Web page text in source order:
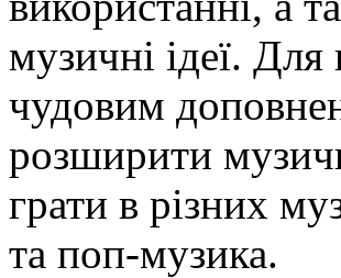
музичні ідеї. Для
чудовим
розширити
грати в різних
та поп-музика.